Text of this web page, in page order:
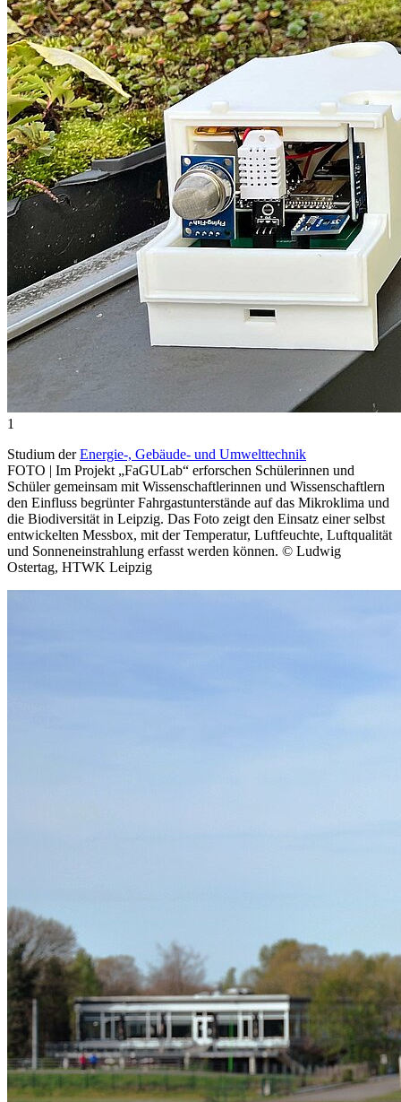
1
Studium derEnergie-, Gebäude- und Umwelttechnik
FOTO | Im Projekt „FaGULab“ erforschen Schülerinnen und
Schüler gemeinsam mit Wissenschaftlerinnen und Wissenschaftlern
den Einfluss begrünter Fahrgastunterstände auf das Mikroklima und
die Biodiversität in Leipzig. Das Foto zeigt den Einsatz einer selbst
entwickelten Messbox, mit der Temperatur, Luftfeuchte, Luftqualität
und Sonneneinstrahlung erfasst werden können. © Ludwig
Ostertag, HTWK Leipzig